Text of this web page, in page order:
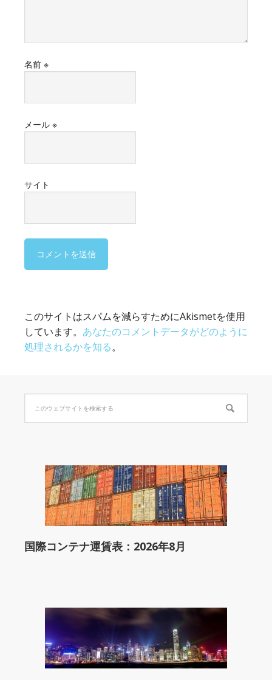
名前 ※
メール ※
サイト
このサイトはスパムを減らすためにAkismetを使用
しています。 あなたのコメントデータがどのように
処理されるかを知る。
国際コンテナ運賃表：2026年8月